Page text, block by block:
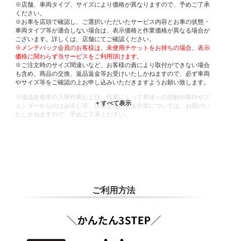
※店舗、車両タイプ、サイズにより価格が異なりますので、予めご了承
ください。
※お車を店頭で確認し、ご選択いただいたサービス内容とお車の状態・
車両タイプ等が適合しない場合は、表示価格と作業価格が異なる場合が
ございます。詳しくは、店舗にてご確認ください。
※メンテパック会員のお客様は、未使用チケットをお持ちの場合、表示
価格に関わらず当サービスをご利用頂けます。
※ご注文時のサイズ間違いなど、お客様の責により取付ができない場合
も含め、商品の交換、返品返金等お受けいたしかねますので、必ず車両
やサイズ等をご確認の上お申し込みいただきますようお願い致します。
※違法改造車の入庫作業および、作業によって車体への接触や車枠やフ
ェンダーからのはみ出し等、法規を逸脱する作業については、お受けい
たしかねますので、予めご了承ください。
ご利用方法